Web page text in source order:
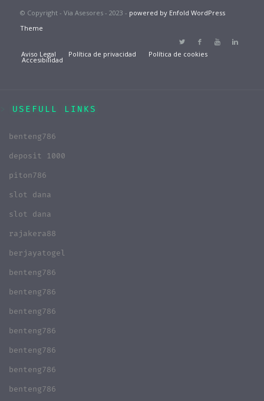
© Copyright - Via Asesores - 2023 - powered by Enfold WordPress
Theme
Aviso Legal Política de privacidad Política de cookies
Accesibilidad
USEFULL LINKS
benteng786
deposit 1000
piton786
slot dana
slot dana
rajakera88
berjayatogel
benteng786
benteng786
benteng786
benteng786
benteng786
benteng786
benteng786